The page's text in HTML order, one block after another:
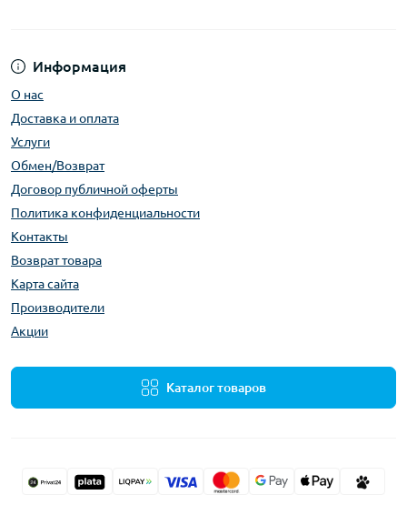
Информация
О нас
Доставка и оплата
Услуги
Обмен/Возврат
Договор публичной оферты
Политика конфиденциальности
Контакты
Возврат товара
Карта сайта
Производители
Акции
Каталог товаров